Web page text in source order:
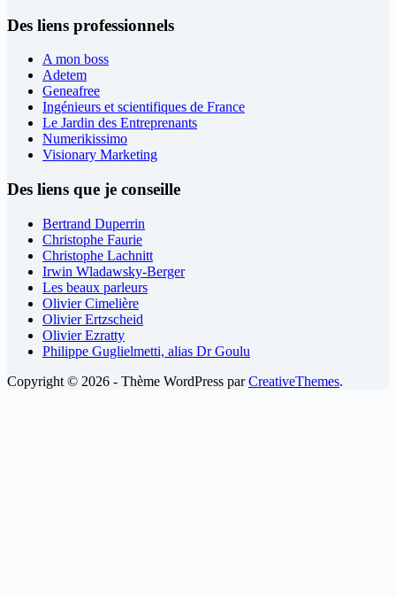
Des liens professionnels
A mon boss
Adetem
Geneafree
Ingénieurs et scientifiques de France
Le Jardin des Entreprenants
Numerikissimo
Visionary Marketing
Des liens que je conseille
Bertrand Duperrin
Christophe Faurie
Christophe Lachnitt
Irwin Wladawsky-Berger
Les beaux parleurs
Olivier Cimelière
Olivier Ertzscheid
Olivier Ezratty
Philippe Guglielmetti, alias Dr Goulu
Copyright © 2026 - Thème WordPress parCreativeThemes.